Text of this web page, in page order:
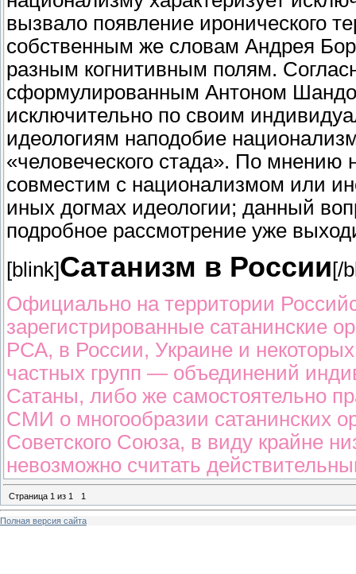
вызвало появление иронического
собственным же словам Андрея
разным когнитивным полям.
сформулированным Антоном
исключительно по своим
идеологиям наподобие
«человеческого стада». По мнению
совместим с национализмом или
иных догмах идеологии; данный
подробное рассмотрение уже
[blink]Сатанизм в России [/
Официально на территории
зарегистрированные сатанинские
РСА, в России, Украине и некоторых
частных групп — объединений
Сатаны, либо же самостоятельно
СМИ о многообразии сатанинских
Советского Союза, в виду крайне
невозможно считать
Страница 1 из 1 1
Полная версия сайта